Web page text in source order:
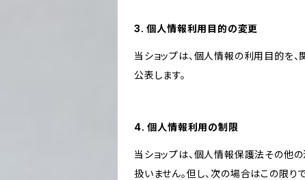
3. 個人情報利用目的の変更
当ショップは、個人情報の利用目的を
公表します。
4. 個人情報利用の制限
当ショップは、個人情報保護法その他
扱いません。但し、次の場合はこの限り